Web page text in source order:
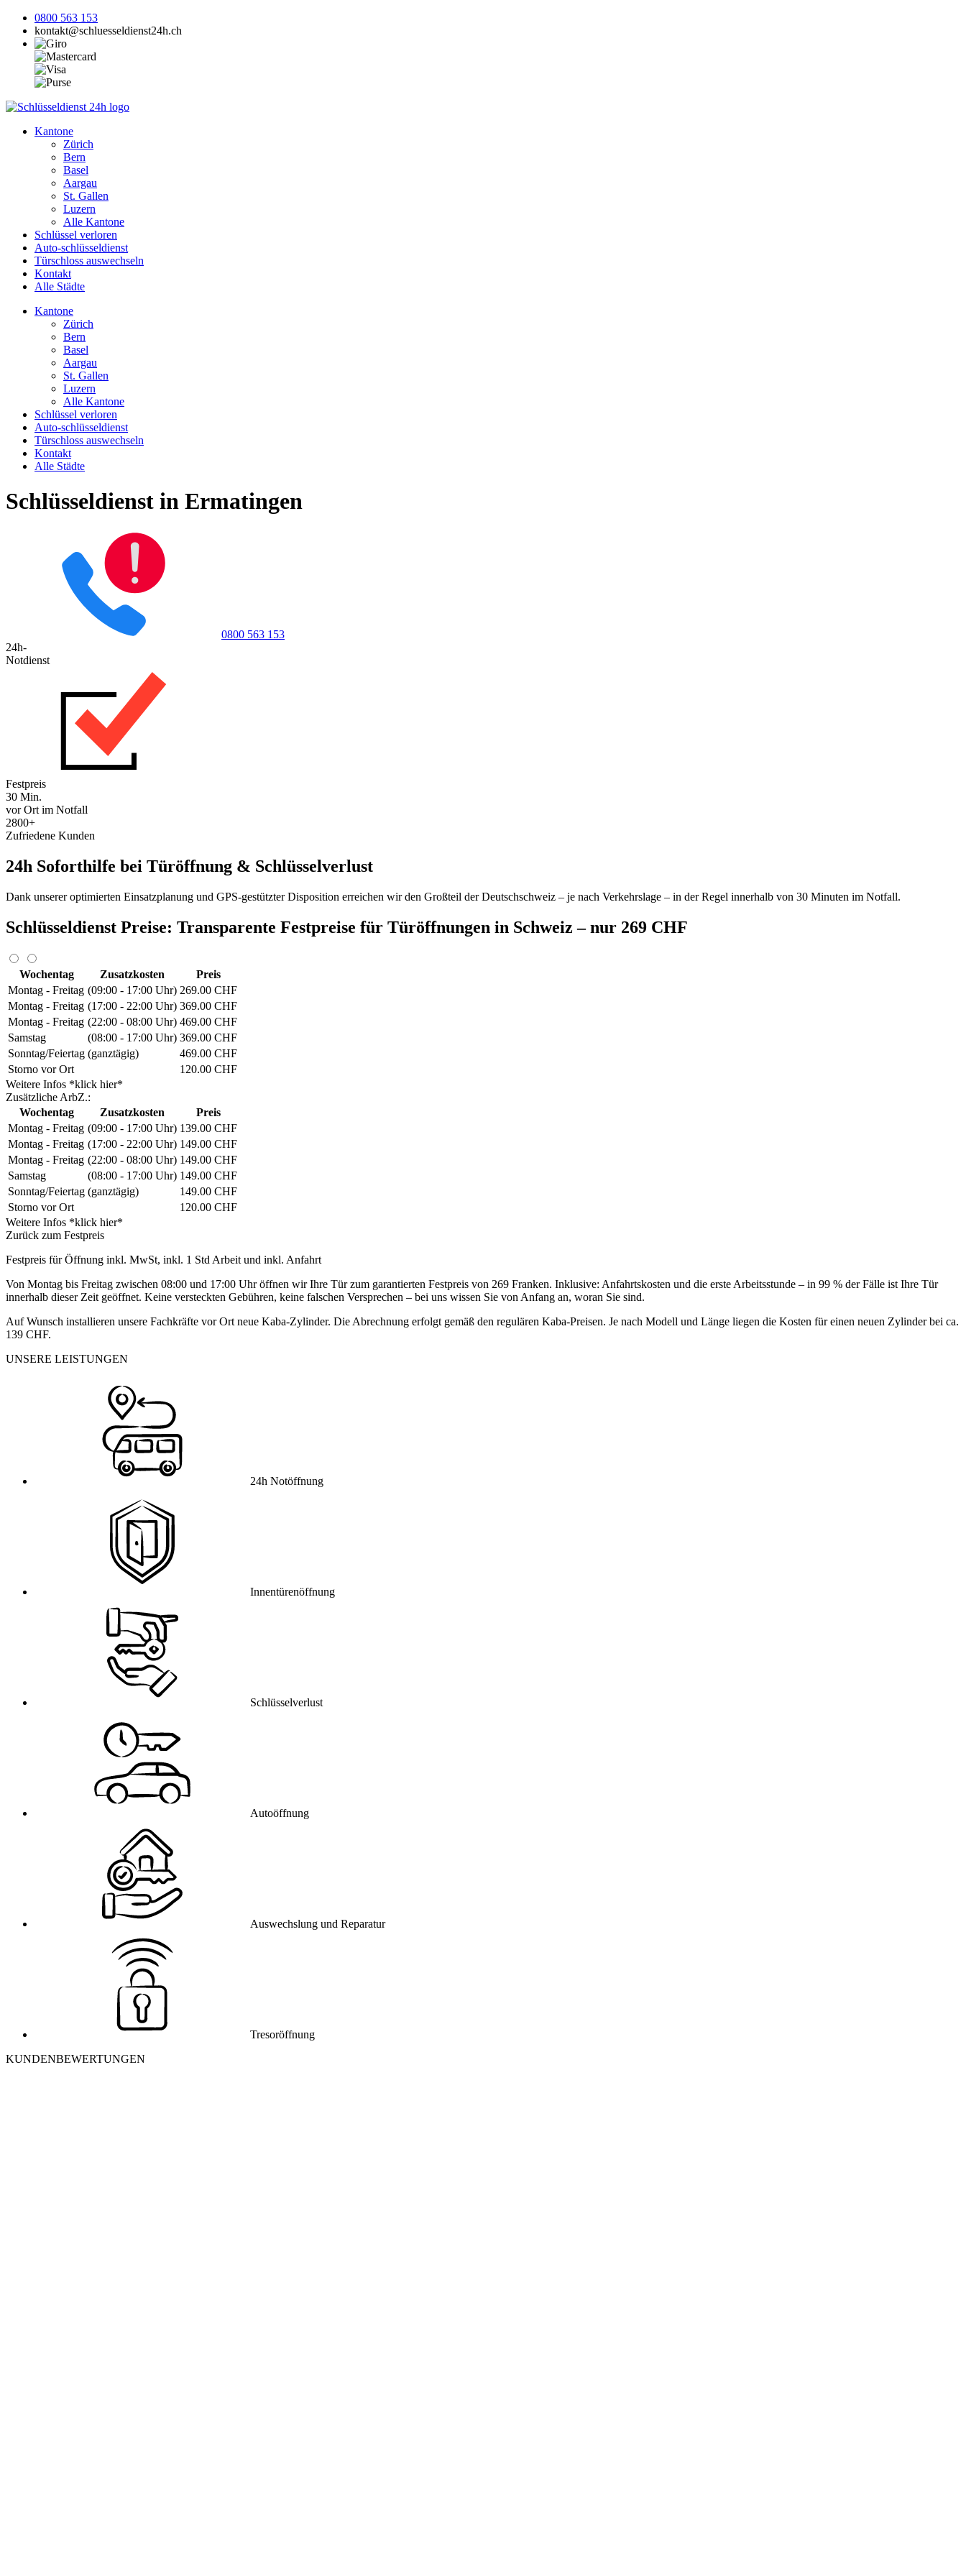
0800 563 153
kontakt@schluesseldienst24h.ch
Kantone
Zürich
Bern
Basel
Aargau
St. Gallen
Luzern
Alle Kantone
Schlüssel verloren
Auto-schlüsseldienst
Türschloss auswechseln
Kontakt
Alle Städte
Kantone
Zürich
Bern
Basel
Aargau
St. Gallen
Luzern
Alle Kantone
Schlüssel verloren
Auto-schlüsseldienst
Türschloss auswechseln
Kontakt
Alle Städte
Schlüsseldienst in Ermatingen
0800 563 153
24h-
Notdienst
Festpreis
30 Min.
vor Ort im Notfall
2800+
Zufriedene Kunden
24h Soforthilfe bei Türöffnung & Schlüsselverlust
Dank unserer optimierten Einsatzplanung und GPS-gestützter Disposition erreichen wir den Großteil der Deutschschweiz – je nach Verkehrslage – in der Regel innerhalb von 30 Minuten im Notfall.
Schlüsseldienst Preise: Transparente Festpreise für Türöffnungen in Schweiz – nur 269 CHF
Wochentag Zusatzkosten
Preis
Montag - Freitag (09:00 - 17:00 Uhr) 269.00 CHF
Montag - Freitag (17:00 - 22:00 Uhr) 369.00 CHF
Montag - Freitag (22:00 - 08:00 Uhr) 469.00 CHF
Samstag
(08:00 - 17:00 Uhr) 369.00 CHF
Sonntag/Feiertag (ganztägig)
469.00 CHF
Storno vor Ort
120.00 CHF
Weitere Infos *klick hier*
Zusätzliche ArbZ.:
Wochentag
Zusatzkosten
Preis
Montag - Freitag (09:00 - 17:00 Uhr) 139.00 CHF
Montag - Freitag (17:00 - 22:00 Uhr) 149.00 CHF
Montag - Freitag (22:00 - 08:00 Uhr) 149.00 CHF
Samstag
(08:00 - 17:00 Uhr) 149.00 CHF
Sonntag/Feiertag (ganztägig)
149.00 CHF
Storno vor Ort
120.00 CHF
Weitere Infos *klick hier*
Zurück zum Festpreis
Festpreis für Öffnung inkl. MwSt, inkl. 1 Std Arbeit und inkl. Anfahrt
Von Montag bis Freitag zwischen 08:00 und 17:00 Uhr öffnen wir Ihre Tür zum garantierten Festpreis von 269 Franken. Inklusive: Anfahrtskosten und die erste Arbeitsstunde – in 99 % der Fälle ist Ihre Tür
innerhalb dieser Zeit geöffnet. Keine versteckten Gebühren, keine falschen Versprechen – bei uns wissen Sie von Anfang an, woran Sie sind.
Auf Wunsch installieren unsere Fachkräfte vor Ort neue Kaba-Zylinder. Die Abrechnung erfolgt gemäß den regulären Kaba-Preisen. Je nach Modell und Länge liegen die Kosten für einen neuen Zylinder bei ca.
139 CHF.
UNSERE LEISTUNGEN
24h Notöffnung
Innentürenöffnung
Schlüsselverlust
Autoöffnung
Auswechslung und Reparatur
Tresoröffnung
KUNDENBEWERTUNGEN